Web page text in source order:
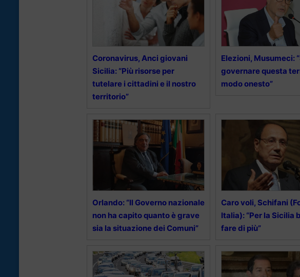
Coronavirus, Anci giovani
Sicilia: “Più risorse per
tutelare i cittadini e il nostro
territorio”
Elezioni, Musumeci:
governare questa
modo onesto”
Orlando: “Il Governo nazionale
non ha capito quanto è grave
sia la situazione dei Comuni”
Caro voli, Schifani
Italia): “Per la Sicilia
fare di più”